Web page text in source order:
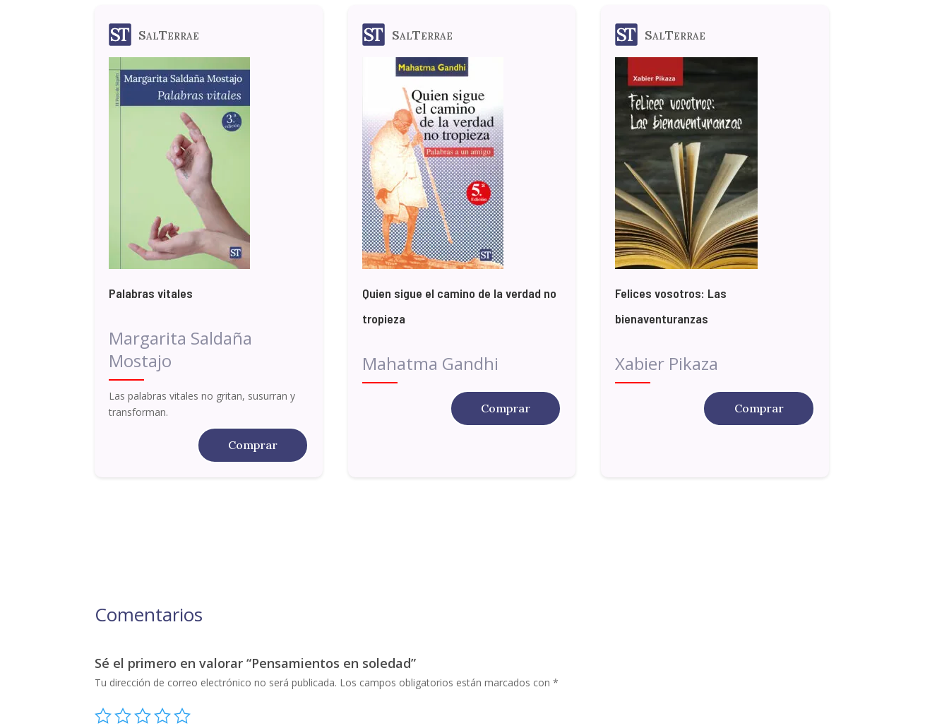
SalTerrae
Palabras vitales
Margarita Saldaña
Mostajo
Las palabras vitales no gritan, susurran y
transforman.
Comprar
SalTerrae
Quien sigue el camino de la verdad no
tropieza
Mahatma Gandhi
Comprar
SalTerrae
Felices vosotros: Las
bienaventuranzas
Xabier Pikaza
Comprar
Comentarios
Sé el primero en valorar “Pensamientos en soledad”
Tu dirección de correo electrónico no será publicada. Los campos obligatorios están marcados con*